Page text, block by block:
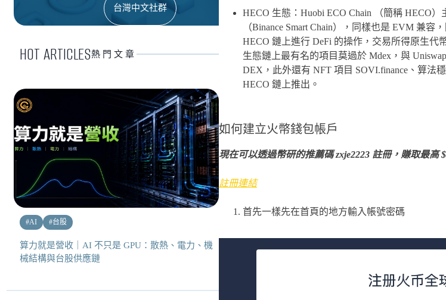
台灣中文社群
HOT ARTICLES熱門文章
#AI #台股
算力就是營收｜AI 不只是 GPU：散熱、電力、機
械結構與台股供應鏈
HECO 生態：Huobi ECO Chain （簡稱 HECO
（Binance Smart Chain），同樣也是 EVM 兼
HECO 鏈上進行 DeFi 的操作，交易所得原生代
生態鏈上最有名的項目莫過於 Mdex，與
DEX，此外還有 NFT 項目 SOVI.finance、算法
HECO 鏈上推出。
如何建立火幣錢包帳戶
現在可以透過幣研的推薦碼 zxje2223 註冊，賺取最高
註冊連結
首先一樣先在首頁的地方輸入帳號密碼